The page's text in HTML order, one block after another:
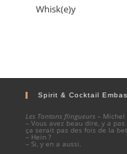
Whisk(e)y
Spirit & Cocktail
Les Tontons flingueurs – Michel
– Vous avez beau dire, y a
ça serait pas des fois de la
– Hein ?
– Si, y en a aussi.